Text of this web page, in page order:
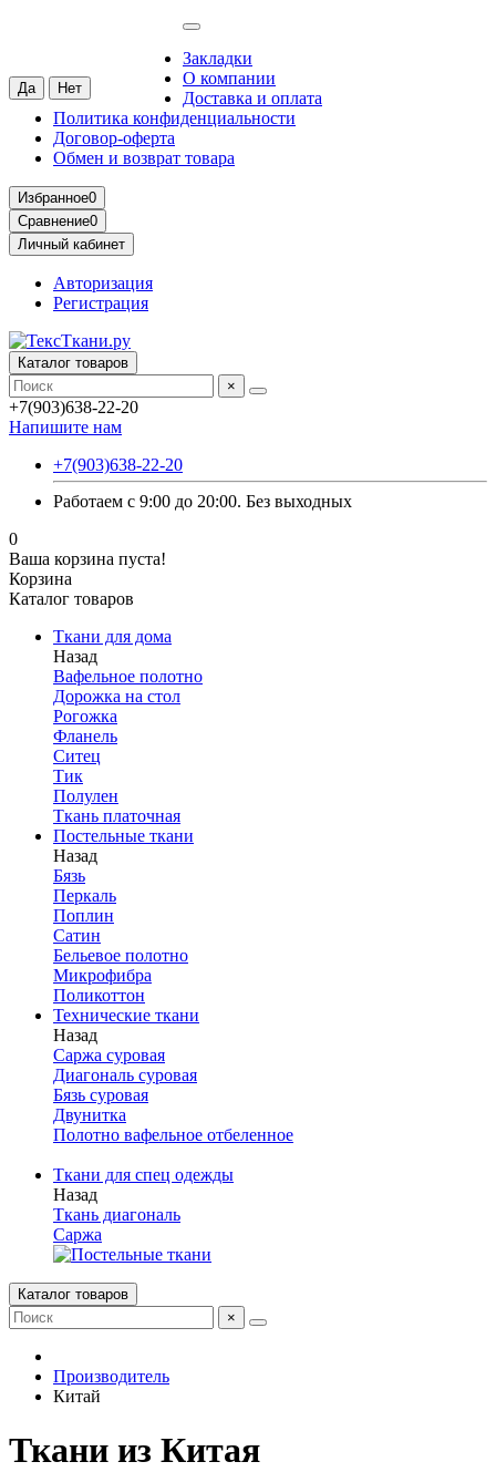
Закладки
О компании
Доставка и оплата
Политика конфиденциальности
Договор-оферта
Обмен и возврат товара
Избранное0
Сравнение0
Личный кабинет
Авторизация
Регистрация
Каталог товаров
×
+7(903)638-22-20
Напишите нам
+7(903)638-22-20
Работаем с 9:00 до 20:00. Без выходных
0
Ваша корзина пуста!
Корзина
Каталог товаров
Ткани для дома
Назад
Вафельное полотно
Дорожка на стол
Рогожка
Фланель
Ситец
Тик
Полулен
Ткань платочная
Постельные ткани
Назад
Бязь
Перкаль
Поплин
Сатин
Бельевое полотно
Микрофибра
Поликоттон
Технические ткани
Назад
Саржа суровая
Диагональ суровая
Бязь суровая
Двунитка
Полотно вафельное отбеленное
Ткани для спец одежды
Назад
Ткань диагональ
Саржа
Каталог товаров
×
Производитель
Китай
Ткани из Китая